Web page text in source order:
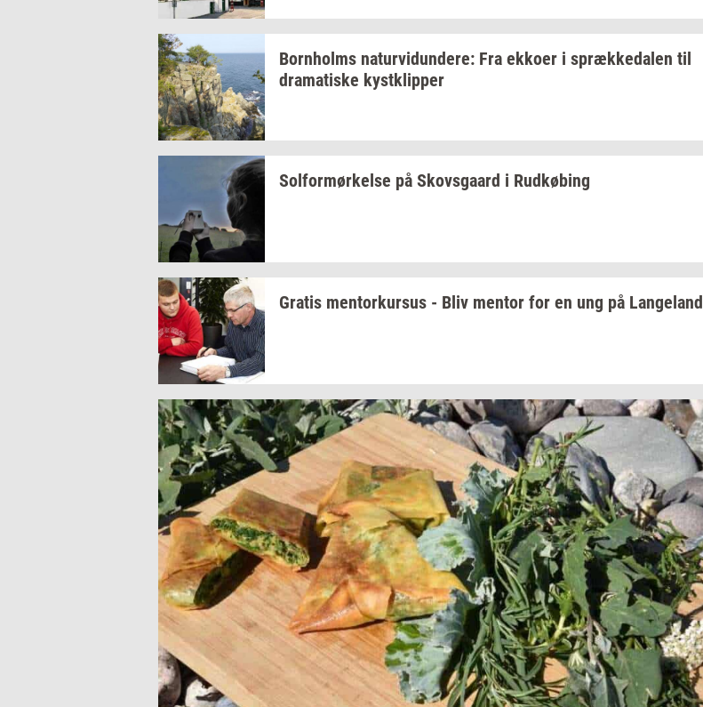
Born­holms na­tur­vi­dun­de­re: Fra ek­ko­er i spræk­ke­da­len til
dra­ma­ti­ske kyst­klip­per
Sol­for­mør­kel­se på Sko­vs­gaard i Rud­kø­bing
Gra­tis men­tor­kur­sus - Bliv men­tor for en ung på Lan­geland